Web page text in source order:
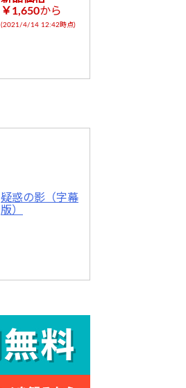
￥1,650から
(2021/4/14 12:42時点)
疑惑の影（字幕
版）